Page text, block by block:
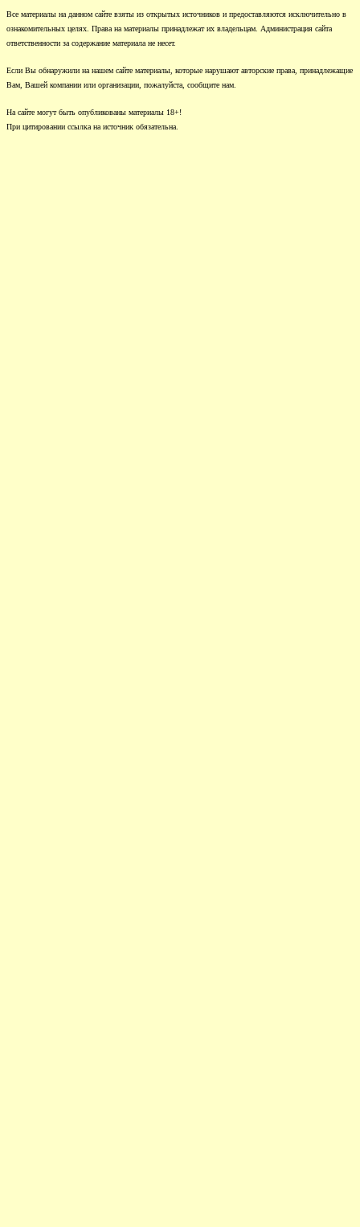
Все материалы на данном сайте взяты из открытых источников и предоставляются исключительно в
ознакомительных целях. Права на материалы принадлежат их владельцам. Администрация сайта
ответственности за содержание материала не несет.
Если Вы обнаружили на нашем сайте материалы, которые нарушают авторские права, принадлежащие
Вам, Вашей компании или организации, пожалуйста, сообщите нам.
На сайте могут быть опубликованы материалы 18+!
При цитировании ссылка на источник обязательна.